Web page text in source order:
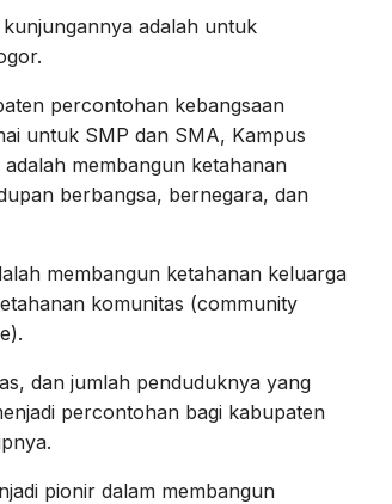
adalah untuk
percontohan kebangsaan
untuk SMP dan SMA, Kampus
membangun ketahanan
berbangsa, bernegara, dan
membangun ketahanan keluarga
komunitas (community
dan jumlah penduduknya yang
percontohan bagi kabupaten
pionir dalam membangun